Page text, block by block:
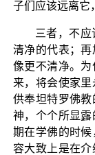
子们应该远离它
三者，不
清净的代表；
像更不清净。
来，将会使家
供奉坦特罗佛
神，个个所显
期在学佛的时
容大致上是在